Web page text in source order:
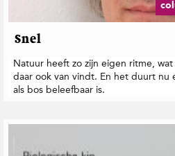
Snel
Natuur heeft zo zijn eigen ritme,
daar ook van vindt. En het duurt nu
als bos beleefbaar is.